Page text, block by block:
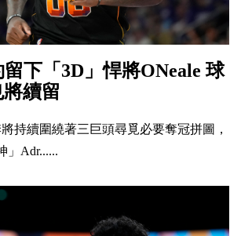
下「3D」悍將ONeale 球
續留
持續圍繞著三巨頭尋覓必要奪冠拼圖，
」Adr......